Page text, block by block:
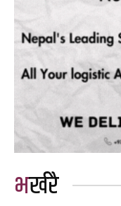
भर्खरै